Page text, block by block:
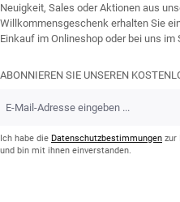
Neuigkeit, Sales oder Aktionen aus
Willkommensgeschenk erhalten Sie
Einkauf im Onlineshop oder bei uns im
ABONNIEREN SIE UNSEREN
Mail-
*Ich habe die Datenschutzbestimmungen zur
und bin mit ihnen einverstanden.